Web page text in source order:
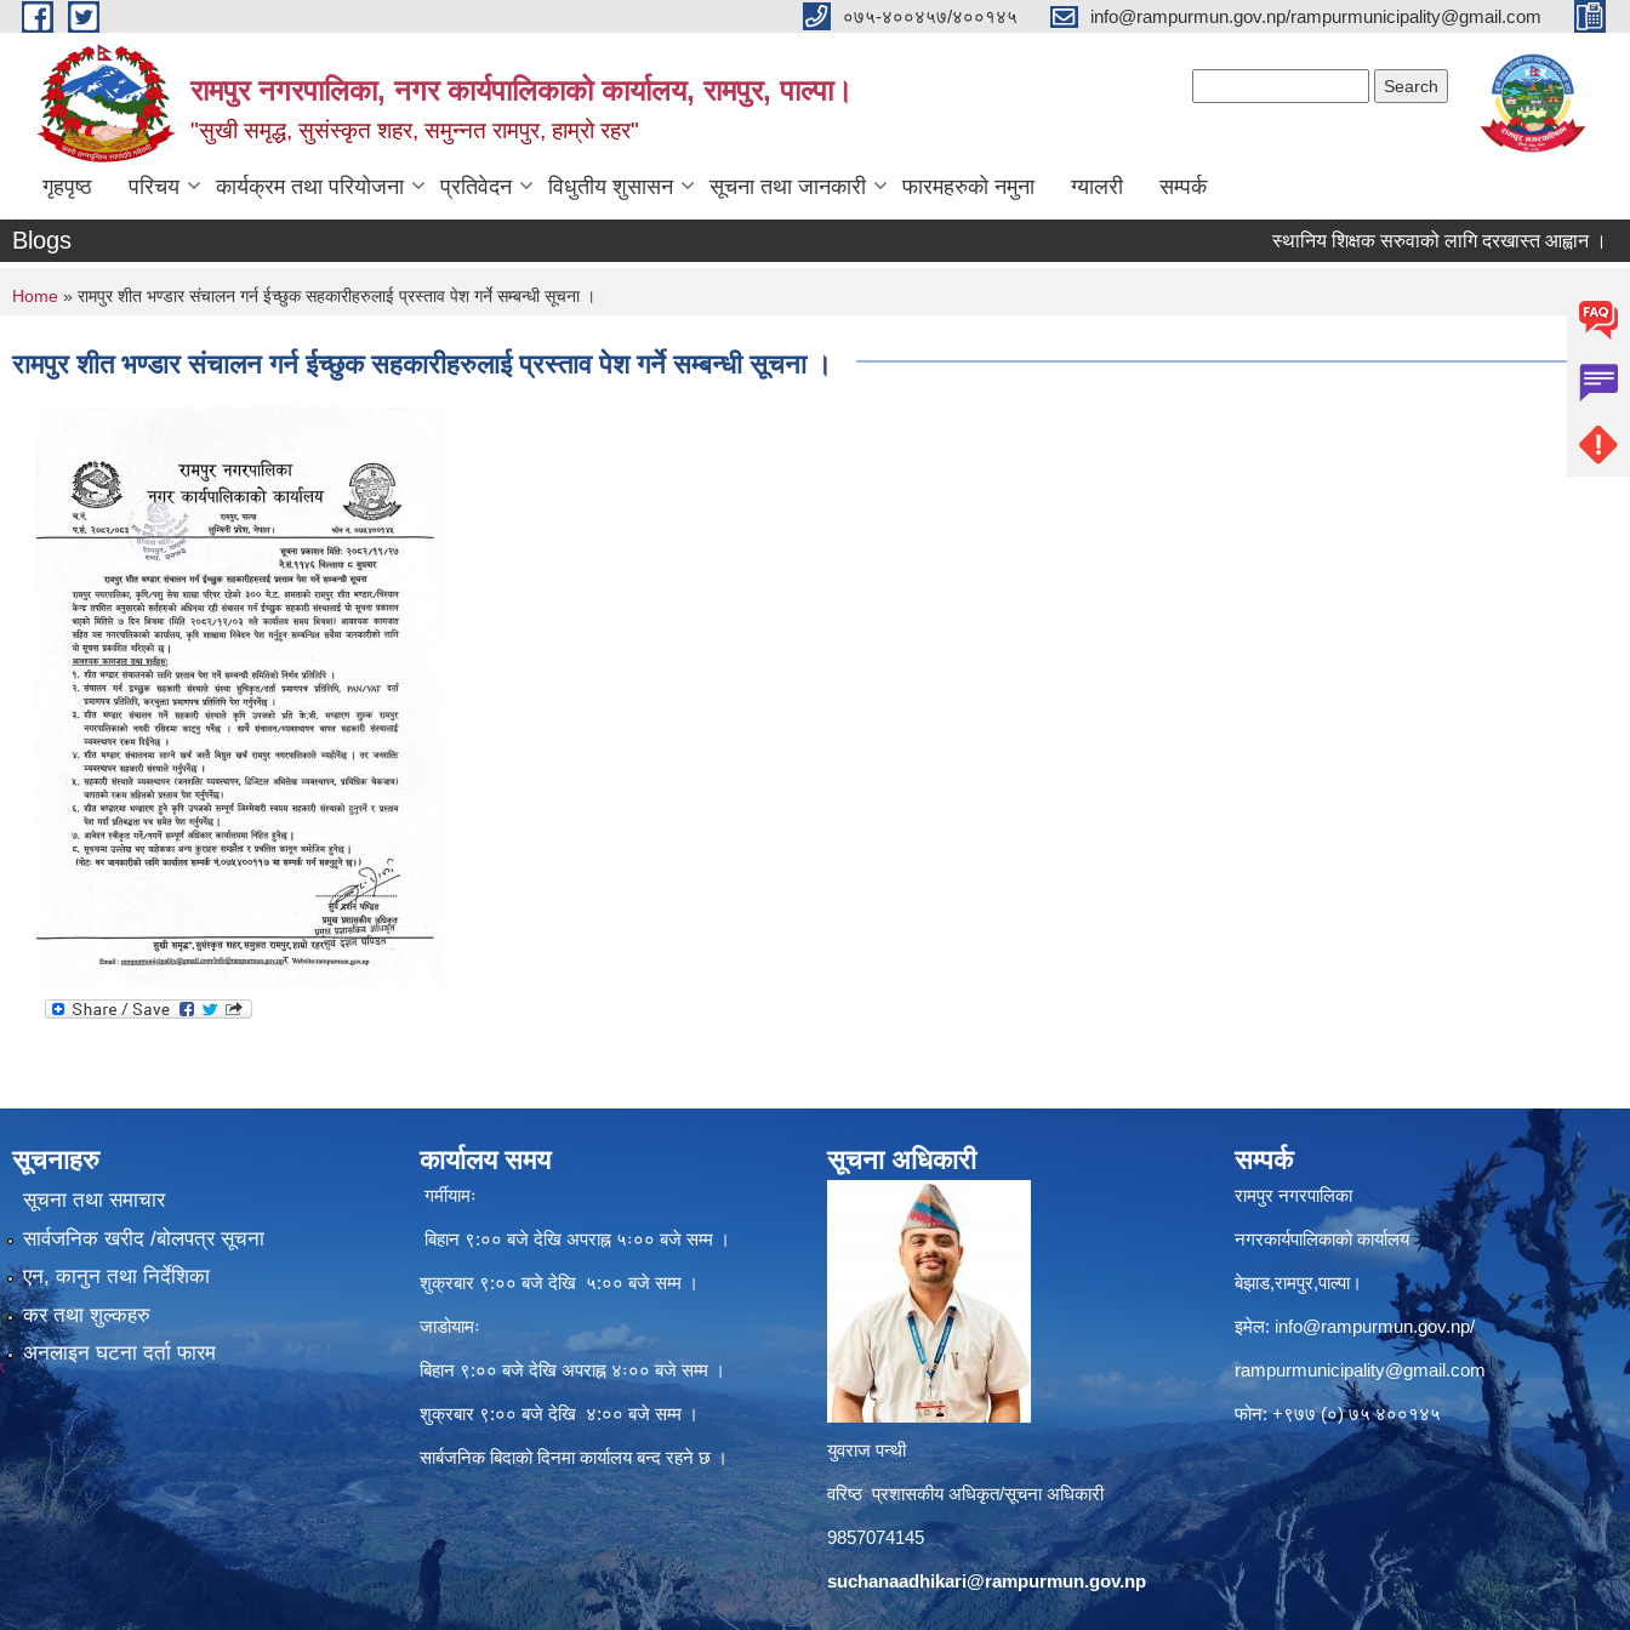
Skip to main content ०७५-४००४५७/४००१४५ info@rampurmun.gov.np/rampurmunicipality@gmail.com
रामपुर नगरपालिका, नगर कार्यपालिकाको कार्यालय, रामपुर, पाल्पा।
"सुखी समृद्ध, सुसंस्कृत शहर, समुन्नत रामपुर, हाम्रो रहर"
गृहपृष्ठ परिचय कार्यक्रम तथा परियोजना प्रतिवेदन विधुतीय शुसासन सूचना तथा जानकारी फारमहरुको नमुना ग्यालरी सम्पर्क
Blogs स्थानिय शिक्षक सरुवाको लागि दरखास्त आह्वान ।
You are here
Home » रामपुर शीत भण्डार संचालन गर्न ईच्छुक सहकारीहरुलाई प्रस्ताव पेश गर्ने सम्बन्धी सूचना ।
रामपुर शीत भण्डार संचालन गर्न ईच्छुक सहकारीहरुलाई प्रस्ताव पेश गर्ने सम्बन्धी सूचना ।
सूचनाहरु
सूचना तथा समाचार
सार्वजनिक खरीद /बोलपत्र सूचना
एन, कानुन तथा निर्देशिका
कर तथा शुल्कहरु
अनलाइन घटना दर्ता फारम
कार्यालय समय
गर्मीयामः
बिहान ९:०० बजे देखि अपराह्न ५ः०० बजे सम्म ।
शुक्रबार ९:०० बजे देखि ५:०० बजे सम्म ।
जाडोयामः
बिहान ९:०० बजे देखि अपराह्न ४ः०० बजे सम्म ।
शुक्रबार ९:०० बजे देखि ४:०० बजे सम्म ।
सार्बजनिक बिदाको दिनमा कार्यालय बन्द रहने छ ।
सूचना अधिकारी
युवराज पन्थी
वरिष्ठ प्रशासकीय अधिकृत/सूचना अधिकारी
9857074145
suchanaadhikari@rampurmun.gov.np
सम्पर्क
रामपुर नगरपालिका
नगरकार्यपालिकाको कार्यालय
बेझाड,रामपुर,पाल्पा।
इमेल: info@rampurmun.gov.np/
rampurmunicipality@gmail.com
फोन: +९७७ (०) ७५ ४००१४५